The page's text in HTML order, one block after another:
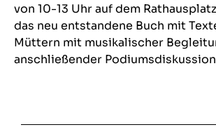
von 10-13 Uhr auf dem
das neu entstandene Buch mit
Müttern mit musikalischer
anschließender